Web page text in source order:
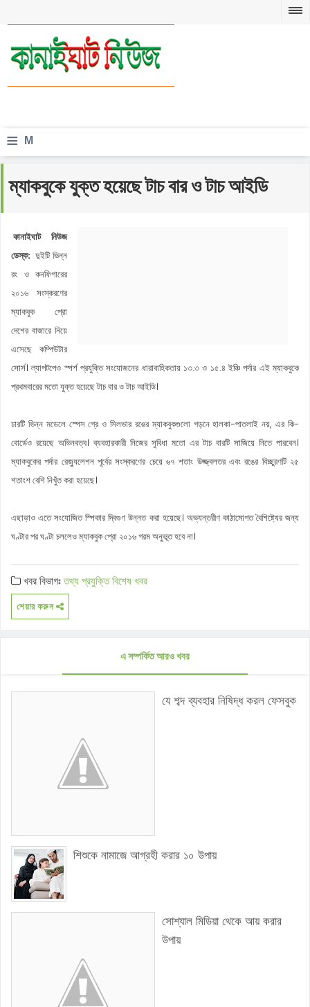
≡ M
n
ম্যাকবুকে যুক্ত হয়েছে টাচ বার ও টাচ আইডি
কানাইঘাট নিউজ
ডেস্ক: দুইটি ভিন্ন
রং ও কনফিগারের
২০১৬ সংস্করণের
ম্যাকবুক প্রো
দেশের বাজারে নিয়ে
এসেছে কম্পিউটার
সোর্স। ল্যাপটপেও স্পর্শ প্রযুক্তি সংযোজনের ধারাবাহিকতায় ১৩.৩ ও ১৫.৪ ইঞ্চি পর্দার এই ম্যাকবুকে
প্রথমবারের মতো যুক্ত হয়েছে টাচ বার ও টাচ আইডি।
চারটি ভিন্ন মডেলে স্পেস গ্রে ও সিলভার রঙের ম্যাকবুকগুলো গড়নে হালকা-পাতলাই নয়, এর কি-
বোর্ডেও রয়েছে অভিনবত্ব। ব্যবহারকারী নিজের সুবিধা মতো এর টাচ বারটি সাজিয়ে নিতে পারবেন।
ম্যাকবুকের পর্দার রেজ্যুলেশন পূর্বের সংস্করণের চেয়ে ৬৭ শতাং উজ্জ্বলতর এবং রঙের বিচ্ছুরণটি ২৫
শতাংশ বেশি নিখুঁত করা হয়েছে।
এছাড়াও এতে সংযোজিত স্পিকার দ্বিগুণ উন্নত করা হয়েছে। অভ্যন্তরীণ কাঠামোগত বৈশিষ্ট্যের জন্য
ঘণ্টার পর ঘণ্টা চললেও ম্যাকবুক প্রো ২০১৬ গরম অনুভূত হবে না।
খবর বিভাগঃতথ্য প্রযুক্তিবিশেষ খবর
শেয়ার করুন
এ সম্পর্কিত আরও খবর
যে শব্দ ব্যবহার নিষিদ্ধ করল ফেসবুক
শিশুকে নামাজে আগ্রহী করার ১০ উপায়
সোশ্যাল মিডিয়া থেকে আয় করার
উপায়